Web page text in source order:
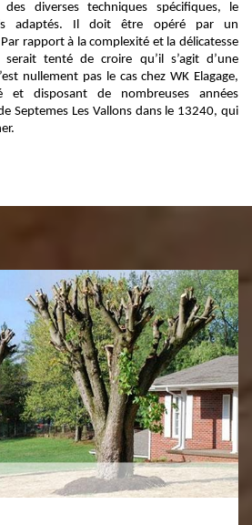
diverses techniques spécifiques, le
adaptés. Il doit être opéré par un
rapport à la complexité et la délicatesse
tenté de croire qu’il s’agit d’une
nullement pas le cas chez WK Elagage,
et disposant de nombreuses années
Septemes Les Vallons dans le 13240, qui